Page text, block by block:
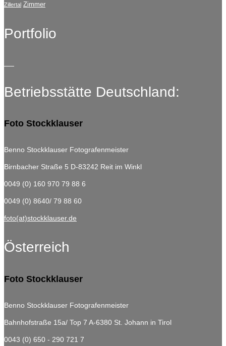
Zillertal Zimmer
Portfolio
Betriebsstätte Deutschland:
Foto Stockklauser
Benno Stockklauser Fotografenmeister
Birnbacher Straße 5 D-83242 Reit im Winkl
0049 (0) 160 970 79 88 6
0049 (0) 8640/ 79 88 60
foto(at)stockklauser.de
Österreich
Foto Stockklauser
Benno Stockklauser Fotografenmeister
Bahnhofstraße 15a/ Top 7 A-6380 St. Johann in Tirol
0043 (0) 650 - 290 721 7